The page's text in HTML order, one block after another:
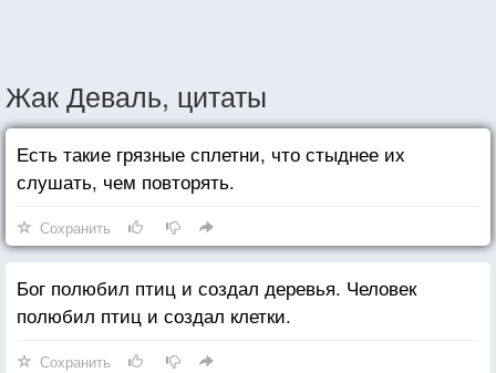
Жак Деваль, цитаты
Есть такие грязные сплетни, что стыднее их
слушать, чем повторять.
Сохранить
Бог полюбил птиц и создал деревья. Человек
полюбил птиц и создал клетки.
Сохранить